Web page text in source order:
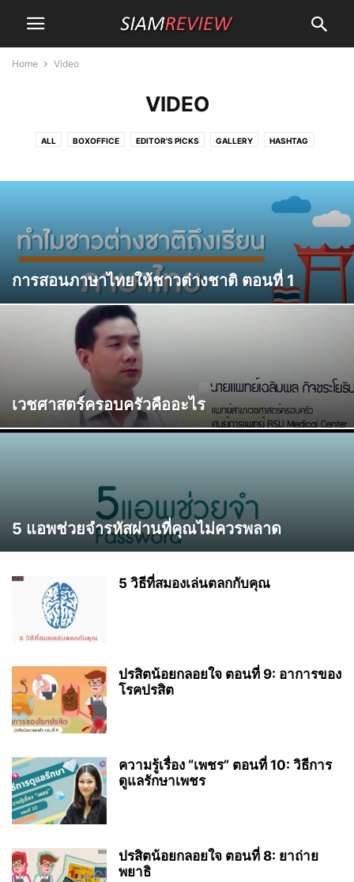
Home Video
VIDEO
ALL BOXOFFICE EDITOR'S PICKS GALLERY HASHTAG
VIDEO WORLDCUP
การสอนภาษาไทยให้ชาวต่างชาติ ตอนที่ 1
เวชศาสตร์ครอบครัวคืออะไร
5 แอพช่วยจำรหัสผ่านที่คุณไม่ควรพลาด
5 วิธีที่สมองเล่นตลกกับคุณ
ปรสิตน้อยกลอยใจ ตอนที่ 9: อาการของ
โรคปรสิต
ความรู้เรื่อง “เพชร” ตอนที่ 10: วิธีการ
ดูแลรักษาเพชร
ปรสิตน้อยกลอยใจ ตอนที่ 8: ยาถ่าย
พยาธิ